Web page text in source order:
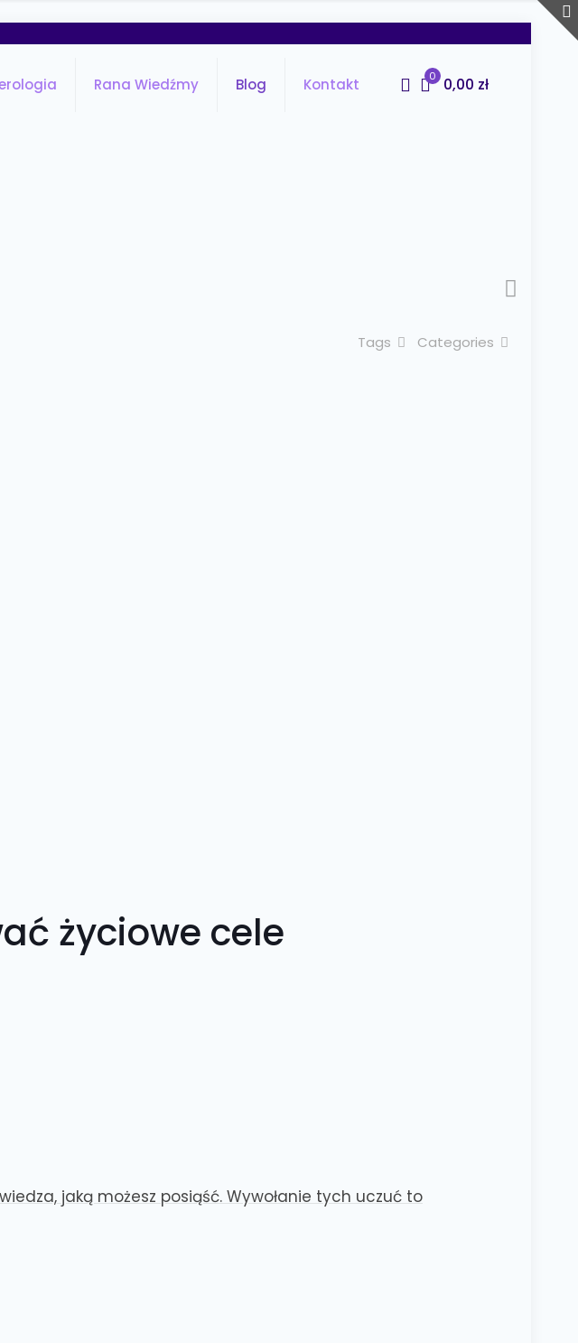
Rana Wiedźmy Blog Kontakt 0 0,00 zł
Categories
Tags
życiowe cele
jaką możesz posiąść. Wywołanie tych uczuć to